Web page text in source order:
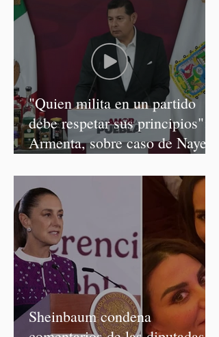
"Quien milita en un partido
debe respetar sus principios":
Armenta, sobre caso de Nayeli
Sheinbaum condena